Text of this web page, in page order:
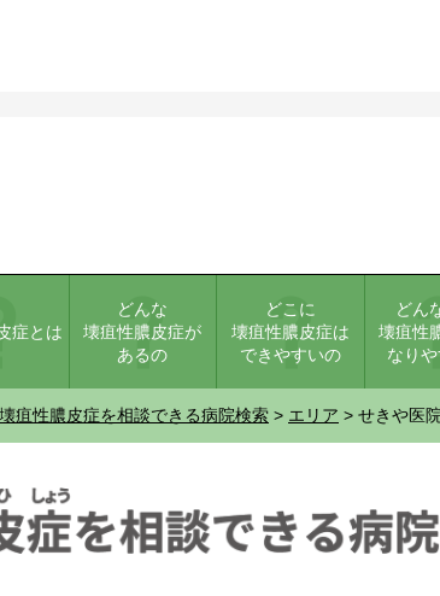
症とは
どんな
壊疽性膿皮症が
あるの
どこに
壊疽性膿皮症は
できやすいの
どん
壊疽性
なり
壊疽性膿皮症を相談できる病院検索 > エリア > せきや医院